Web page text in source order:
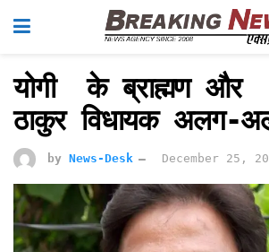
योगी के ब्राह्मण और
ठाकुर विधायक अलग-
by News-Desk December 25,